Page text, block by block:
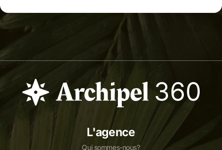
L'agence
Qui sommes-nous?